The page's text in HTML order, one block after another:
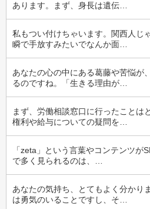
あります。まず、身長は遺伝…
私もつい付けちゃいます。関西人じ
瞬で手放すみたいでなんか面…
あなたの心の中にある葛藤や苦悩が
るのですね。「生きる理由が…
まず、労働相談窓口に行ったことは
権利や給与についての疑問を…
「zeta」という言葉やコンテンツが
で多く見られるのは、…
あなたの気持ち、とてもよく分かり
は勇気のいることですし、そ…